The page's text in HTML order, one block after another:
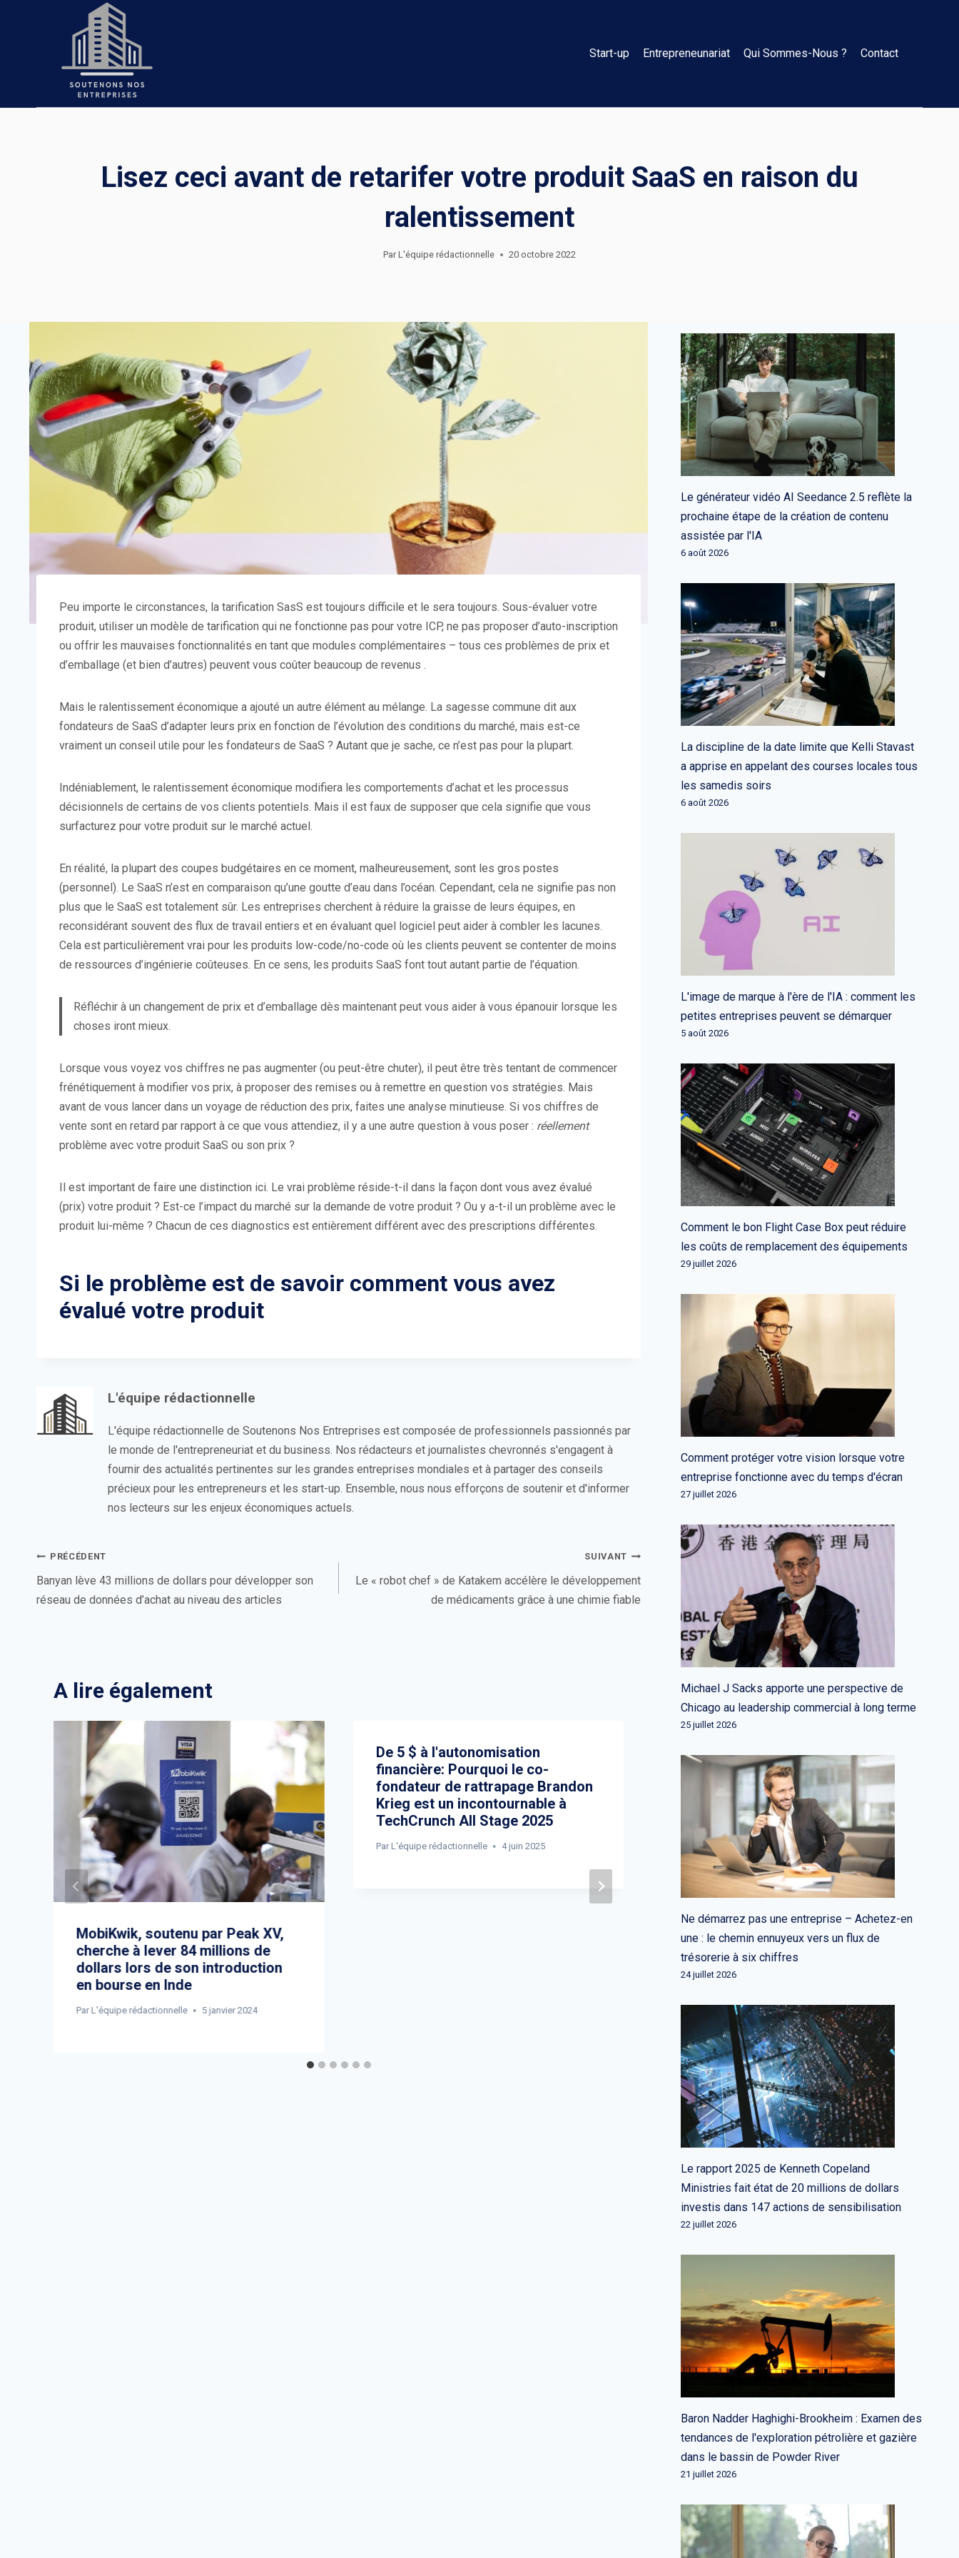
Start-up Entrepreneunariat Qui Sommes-Nous ? Contact
Lisez ceci avant de retarifer votre produit SaaS en raison du
ralentissement
Par L'équipe rédactionnelle 20 octobre 2022
Peu importe le circonstances, la tarification SasS est toujours difficile et le sera toujours. Sous-évaluer votre
produit, utiliser un modèle de tarification qui ne fonctionne pas pour votre ICP, ne pas proposer d’auto-inscription
ou offrir les mauvaises fonctionnalités en tant que modules complémentaires – tous ces problèmes de prix et
d’emballage (et bien d’autres) peuvent vous coûter beaucoup de revenus .
Mais le ralentissement économique a ajouté un autre élément au mélange. La sagesse commune dit aux
fondateurs de SaaS d’adapter leurs prix en fonction de l’évolution des conditions du marché, mais est-ce
vraiment un conseil utile pour les fondateurs de SaaS ? Autant que je sache, ce n’est pas pour la plupart.
Indéniablement, le ralentissement économique modifiera les comportements d’achat et les processus
décisionnels de certains de vos clients potentiels. Mais il est faux de supposer que cela signifie que vous
surfacturez pour votre produit sur le marché actuel.
En réalité, la plupart des coupes budgétaires en ce moment, malheureusement, sont les gros postes
(personnel). Le SaaS n’est en comparaison qu’une goutte d’eau dans l’océan. Cependant, cela ne signifie pas non
plus que le SaaS est totalement sûr. Les entreprises cherchent à réduire la graisse de leurs équipes, en
reconsidérant souvent des flux de travail entiers et en évaluant quel logiciel peut aider à combler les lacunes.
Cela est particulièrement vrai pour les produits low-code/no-code où les clients peuvent se contenter de moins
de ressources d’ingénierie coûteuses. En ce sens, les produits SaaS font tout autant partie de l’équation.
Réfléchir à un changement de prix et d’emballage dès maintenant peut vous aider à vous épanouir lorsque les
choses iront mieux.
Lorsque vous voyez vos chiffres ne pas augmenter (ou peut-être chuter), il peut être très tentant de commencer
frénétiquement à modifier vos prix, à proposer des remises ou à remettre en question vos stratégies. Mais
avant de vous lancer dans un voyage de réduction des prix, faites une analyse minutieuse. Si vos chiffres de
vente sont en retard par rapport à ce que vous attendiez, il y a une autre question à vous poser : réellement
problème avec votre produit SaaS ou son prix ?
Il est important de faire une distinction ici. Le vrai problème réside-t-il dans la façon dont vous avez évalué
(prix) votre produit ? Est-ce l’impact du marché sur la demande de votre produit ? Ou y a-t-il un problème avec le
produit lui-même ? Chacun de ces diagnostics est entièrement différent avec des prescriptions différentes.
Si le problème est de savoir comment vous avez
évalué votre produit
L'équipe rédactionnelle
L'équipe rédactionnelle de Soutenons Nos Entreprises est composée de professionnels passionnés par
le monde de l'entrepreneuriat et du business. Nos rédacteurs et journalistes chevronnés s'engagent à
fournir des actualités pertinentes sur les grandes entreprises mondiales et à partager des conseils
précieux pour les entrepreneurs et les start-up. Ensemble, nous nous efforçons de soutenir et d'informer
nos lecteurs sur les enjeux économiques actuels.
Navigation
de
PRÉCÉDENT
Banyan lève 43 millions de dollars pour développer son
réseau de données d’achat au niveau des articles
SUIVANT
Le « robot chef » de Katakem accélère le développement
de médicaments grâce à une chimie fiable
A lire également
MobiKwik, soutenu par Peak XV,
cherche à lever 84 millions de
dollars lors de son introduction
en bourse en Inde
Par L'équipe rédactionnelle 5 janvier 2024
De 5 $ à l'autonomisation
financière: Pourquoi le co-
fondateur de rattrapage Brandon
Krieg est un incontournable à
TechCrunch All Stage 2025
Par L'équipe rédactionnelle 4 juin 2025
Daily Crunch : le moteur de
recherche d’IA générative
NeevaAI déploie un service
d’abonnement dans plus de pays
L'équipe rédactionnelle 14 février 2023
Le générateur vidéo AI Seedance 2.5 reflète la
prochaine étape de la création de contenu
assistée par l'IA
6 août 2026
La discipline de la date limite que Kelli Stavast
a apprise en appelant des courses locales tous
les samedis soirs
6 août 2026
L'image de marque à l'ère de l'IA : comment les
petites entreprises peuvent se démarquer
5 août 2026
Comment le bon Flight Case Box peut réduire
les coûts de remplacement des équipements
29 juillet 2026
Comment protéger votre vision lorsque votre
entreprise fonctionne avec du temps d'écran
27 juillet 2026
Michael J Sacks apporte une perspective de
Chicago au leadership commercial à long terme
25 juillet 2026
Ne démarrez pas une entreprise – Achetez-en
une : le chemin ennuyeux vers un flux de
trésorerie à six chiffres
24 juillet 2026
Le rapport 2025 de Kenneth Copeland
Ministries fait état de 20 millions de dollars
investis dans 147 actions de sensibilisation
22 juillet 2026
Baron Nadder Haghighi-Brookheim : Examen des
tendances de l'exploration pétrolière et gazière
dans le bassin de Powder River
21 juillet 2026